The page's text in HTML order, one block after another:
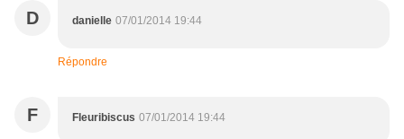
D danielle 07/01/2014 19:44
Répondre
F Fleuribiscus 07/01/2014 19:44